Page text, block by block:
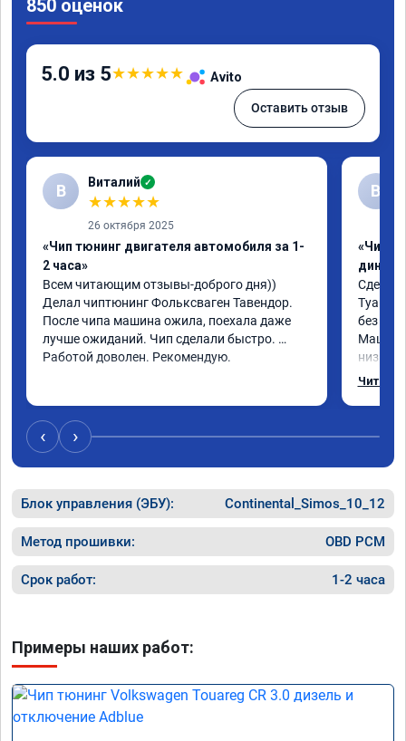
850 оценок
5.0 из 5★★★★★ Avito
Оставить отзыв
В Виталий ✓
★★★★★
26 октября 2025
«Чип тюнинг двигателя автомобиля за 1-
2 часа»
Всем читающим отзывы-доброго дня))
Делал чиптюнинг Фольксваген Тавендор.
После чипа машина ожила, поехала даже
лучше ожиданий. Чип сделали быстро.
Работой доволен. Рекомендую.
В
«Чип
Туарег
без
Машина
низких
км/ч
Читать
‹ ›
Блок управления (ЭБУ): Continental_Simos_10_12
Метод прошивки: OBD PCM
Срок работ: 1-2 часа
Примеры наших работ: